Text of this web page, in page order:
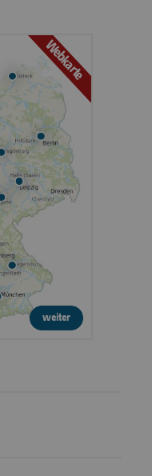
Webkarte
weiter